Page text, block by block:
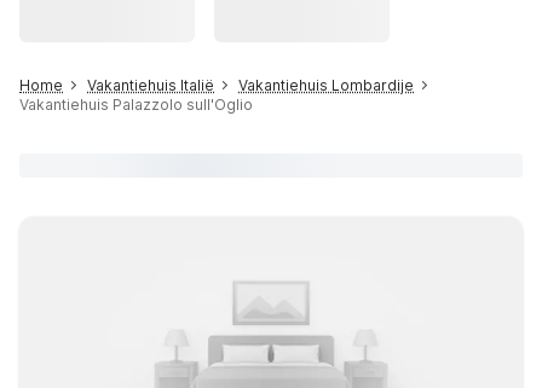
Home Vakantiehuis Italië
Vakantiehuis Lombardije
Vakantiehuis Palazzolo sull'Oglio